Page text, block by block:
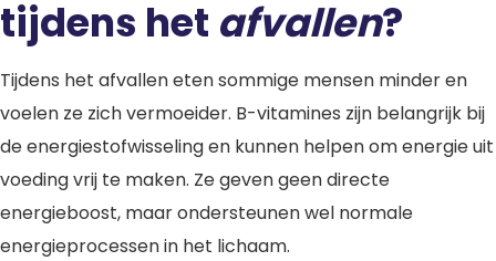
tijdens het afvallen?
Tijdens het afvallen eten sommige mensen minder en
voelen ze zich vermoeider. B-vitamines zijn belangrijk bij
de energiestofwisseling en kunnen helpen om energie uit
voeding vrij te maken. Ze geven geen directe
energieboost, maar ondersteunen wel normale
energieprocessen in het lichaam.